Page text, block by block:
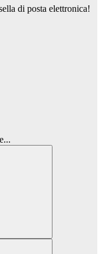
di posta elettronica!